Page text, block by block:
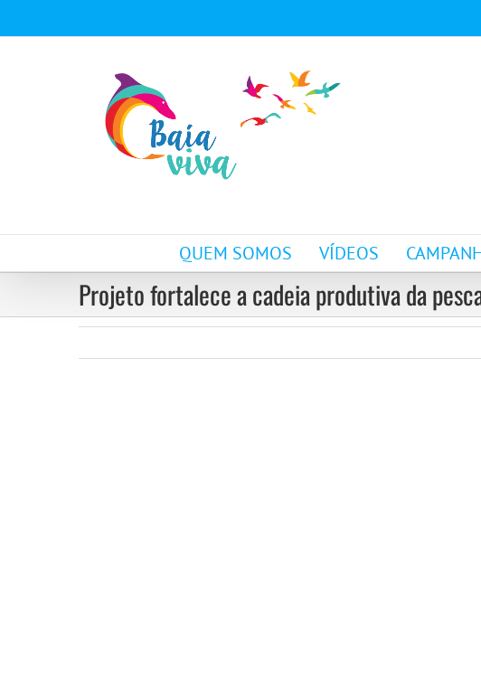
para
QUEM SOMOS VÍDEOS
Projeto fortalece a cadeia produtiva da